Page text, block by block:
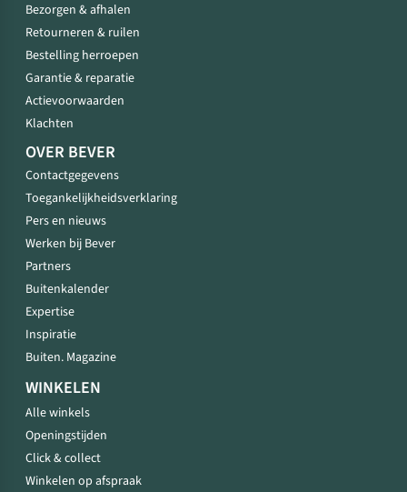
Bezorgen & afhalen
Retourneren & ruilen
Bestelling herroepen
Garantie & reparatie
Actievoorwaarden
Klachten
OVER BEVER
Contactgegevens
Toegankelijkheidsverklaring
Pers en nieuws
Werken bij Bever
Partners
Buitenkalender
Expertise
Inspiratie
Buiten. Magazine
WINKELEN
Alle winkels
Openingstijden
Click & collect
Winkelen op afspraak